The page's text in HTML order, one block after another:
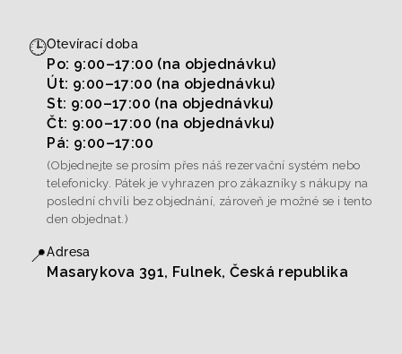
🕒Otevírací doba
Po: 9:00–17:00 (na objednávku)
Út: 9:00–17:00 (na objednávku)
St: 9:00–17:00 (na objednávku)
Čt: 9:00–17:00 (na objednávku)
Pá: 9:00–17:00
(Objednejte se prosím přes náš rezervační systém nebo
telefonicky. Pátek je vyhrazen pro zákazníky s nákupy na
poslední chvíli bez objednání, zároveň je možné se i tento
den objednat.)
📍Adresa
Masarykova 391, Fulnek, Česká republika